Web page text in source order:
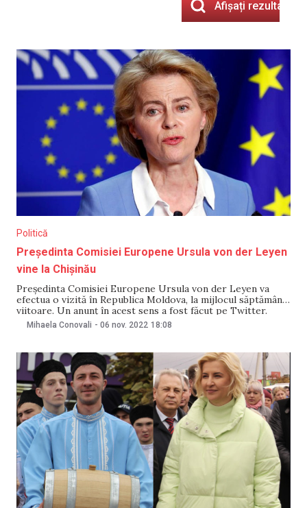
Afișați rezultatele
Politică
Președinta Comisiei Europene Ursula von der Leyen
vine la Chișinău
Președinta Comisiei Europene Ursula von der Leyen va
efectua o vizită în Republica Moldova, la mijlocul săptămânii
viitoare. Un anunț în acest sens a fost făcut pe Twitter.
Oficialul european spune că a avut o conversație cu
Mihaela Conovali - 06 nov. 2022 18:08